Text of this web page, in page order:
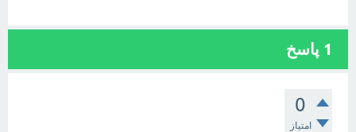
1 پاسخ
0
امتیاز